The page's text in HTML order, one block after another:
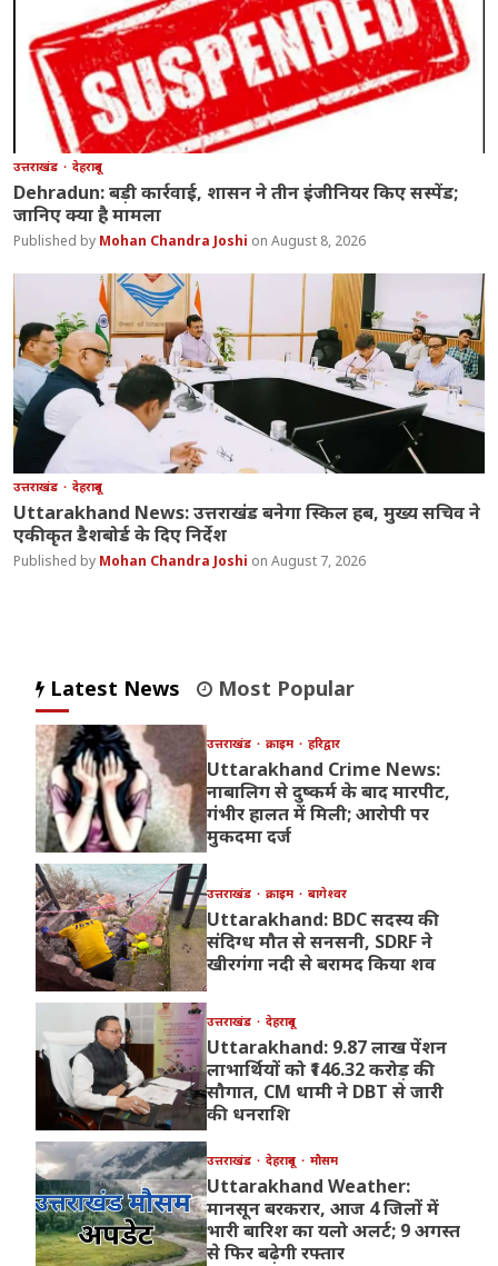
उत्तराखंड देहरादून
Dehradun: बड़ी कार्रवाई, शासन ने तीन इंजीनियर किए सस्पेंड;
जानिए क्या है मामला
Mohan Chandra Joshi August 8, 2026
उत्तराखंड देहरादून
Uttarakhand News: उत्तराखंड बनेगा स्किल हब, मुख्य सचिव ने
एकीकृत डैशबोर्ड के दिए निर्देश
Mohan Chandra Joshi August 7, 2026
Latest News Most Popular
उत्तराखंड क्राइम हरिद्वार
Uttarakhand Crime News:
नाबालिग से दुष्कर्म के बाद मारपीट,
गंभीर हालत में मिली; आरोपी पर
मुकदमा दर्ज
उत्तराखंड क्राइम बागेश्वर
Uttarakhand: BDC सदस्य की
संदिग्ध मौत से सनसनी, SDRF ने
खीरगंगा नदी से बरामद किया शव
उत्तराखंड देहरादून
Uttarakhand: 9.87 लाख पेंशन
लाभार्थियों को ₹146.32 करोड़ की
सौगात, CM धामी ने DBT से जारी
की धनराशि
उत्तराखंड देहरादून मौसम
Uttarakhand Weather:
मानसून बरकरार, आज 4 जिलों में
भारी बारिश का यलो अलर्ट; 9 अगस्त
से फिर बढ़ेगी रफ्तार